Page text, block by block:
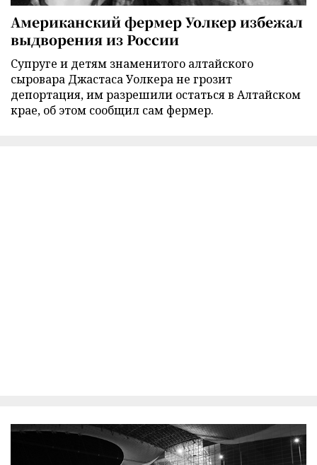
Американский фермер Уолкер избежал
выдворения из России
Супруге и детям знаменитого алтайского
сыровара Джастаса Уолкера не грозит
депортация, им разрешили остаться в Алтайском
крае, об этом сообщил сам фермер.